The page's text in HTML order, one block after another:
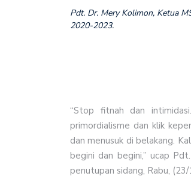
Pdt. Dr. Mery Kolimon, Ketua
2020-2023.
“Stop fitnah dan
primordialisme dan klik
dan menusuk di belakang.
begini dan begini,” ucap
penutupan sidang, Rabu,